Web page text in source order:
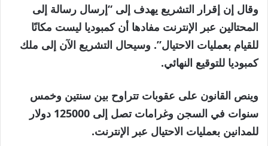
وقال إن إقرار التشريع يهدف إلى “إرسال رسالة إلى
المحتالين عبر الإنترنت مفادها أن كمبوديا ليست مكانًا
للقيام بعمليات الاحتيال”. وسيحال التشريع الآن إلى ملك
كمبوديا للتوقيع النهائي.
وينص القانون على عقوبات تتراوح بين سنتين وخمس
سنوات في السجن وغرامات تصل إلى 125000 دولار
للمدانين بعمليات الاحتيال عبر الإنترنت.